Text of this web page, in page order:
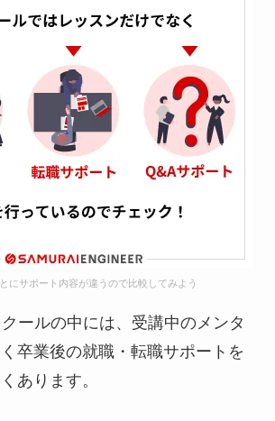
にサポート内容が違うので比較してみよう
ールの中には、受講中のメンタ
卒業後の就職・転職サポートを
あります。